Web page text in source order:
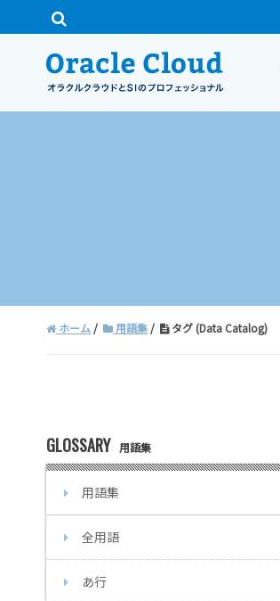
ホーム 用語集 タグ (Data Catalog)
GLOSSARY 用語集
用語集
全用語
あ行